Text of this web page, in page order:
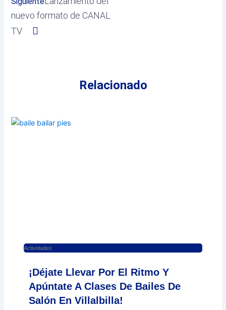
nuevo formato de CANAL
TV
Relacionado
Actividades
¡Déjate Llevar Por El Ritmo Y
Apúntate A Clases De Bailes De
Salón En Villalbilla!